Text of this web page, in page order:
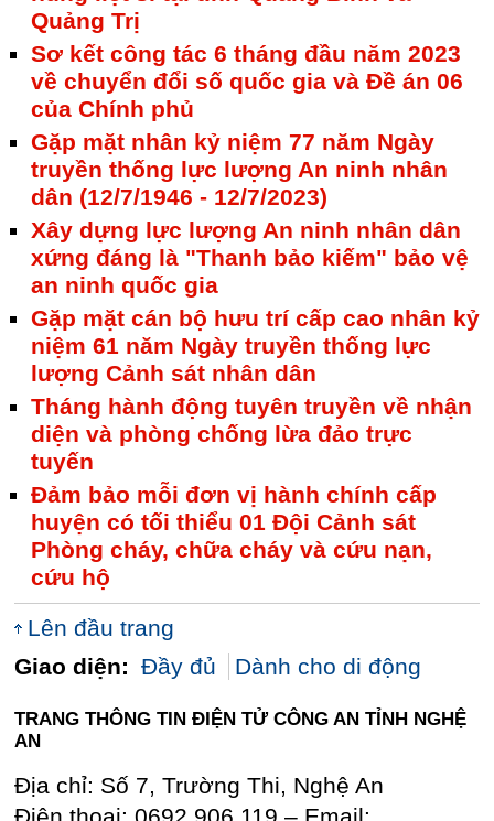
Quảng Trị
Sơ kết công tác 6 tháng đầu năm 2023
về chuyển đổi số quốc gia và Đề án 06
của Chính phủ
Gặp mặt nhân kỷ niệm 77 năm Ngày
truyền thống lực lượng An ninh nhân
dân (12/7/1946 - 12/7/2023)
Xây dựng lực lượng An ninh nhân dân
xứng đáng là "Thanh bảo kiếm" bảo vệ
an ninh quốc gia
Gặp mặt cán bộ hưu trí cấp cao nhân kỷ
niệm 61 năm Ngày truyền thống lực
lượng Cảnh sát nhân dân
Tháng hành động tuyên truyền về nhận
diện và phòng chống lừa đảo trực
tuyến
Đảm bảo mỗi đơn vị hành chính cấp
huyện có tối thiểu 01 Đội Cảnh sát
Phòng cháy, chữa cháy và cứu nạn,
cứu hộ
Lên đầu trang
Giao diện: Đầy đủ Dành cho di động
TRANG THÔNG TIN ĐIỆN TỬ CÔNG AN TỈNH NGHỆ
AN
Địa chỉ: Số 7, Trường Thi, Nghệ An